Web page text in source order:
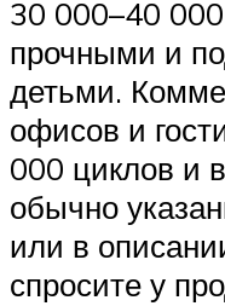
30 000–40
прочными и
детьми.
офисов и
000 циклов и
обычно
или в
спросите у